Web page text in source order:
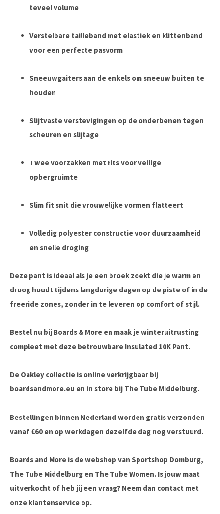
teveel volume
Verstelbare tailleband met elastiek en klittenband
voor een perfecte pasvorm
Sneeuwgaiters aan de enkels om sneeuw buiten te
houden
Slijtvaste verstevigingen op de onderbenen tegen
scheuren en slijtage
Twee voorzakken met rits voor veilige
opbergruimte
Slim fit snit die vrouwelijke vormen flatteert
Volledig polyester constructie voor duurzaamheid
en snelle droging
Deze pant is ideaal als je een broek zoekt die je warm en
droog houdt tijdens langdurige dagen op de piste of in de
freeride zones, zonder in te leveren op comfort of stijl.
Bestel nu bij Boards & More en maak je winteruitrusting
compleet met deze betrouwbare Insulated 10K Pant.
De Oakley collectie is online verkrijgbaar bij
boardsandmore.eu en in store bij The Tube Middelburg.
Bestellingen binnen Nederland worden gratis verzonden
vanaf €60 en op werkdagen dezelfde dag nog verstuurd.
Boards and More is de webshop van Sportshop Domburg,
The Tube Middelburg en The Tube Women. Is jouw maat
uitverkocht of heb jij een vraag? Neem dan contact met
onze klantenservice op.